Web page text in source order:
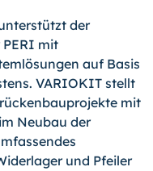
der
mit
auf Basis
VARIOKIT stellt
mit
Neubau der
und Pfeiler